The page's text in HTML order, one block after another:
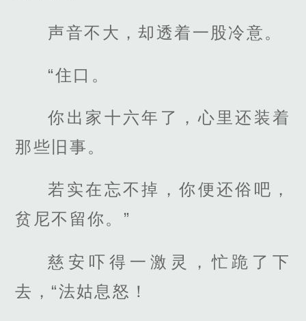
声音不大，却透着一股冷意。
“住口。
你出家十六年了，心里还装着
那些旧事。
若实在忘不掉，你便还俗吧，
贫尼不留你。”
慈安吓得一激灵，忙跪了下
去，“法姑息怒！